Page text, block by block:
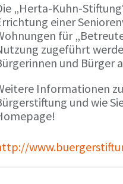
„Herta-Kuhn-
einer
für
zugeführt
und Bürger
Informationen
und wie